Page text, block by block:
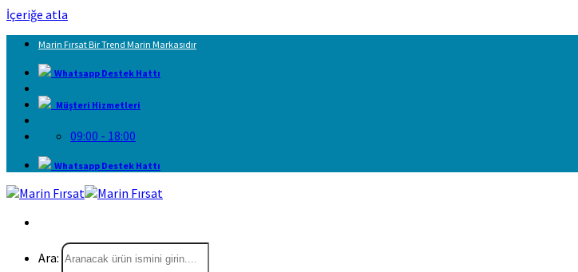
İçeriğe atla
Marin Fırsat Bir Trend Marin Markasıdır
Whatsapp Destek Hattı
Müşteri Hizmetleri
09:00 - 18:00
Whatsapp Destek Hattı
Ara: